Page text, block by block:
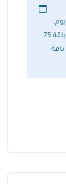
,
باقة 75
باقة